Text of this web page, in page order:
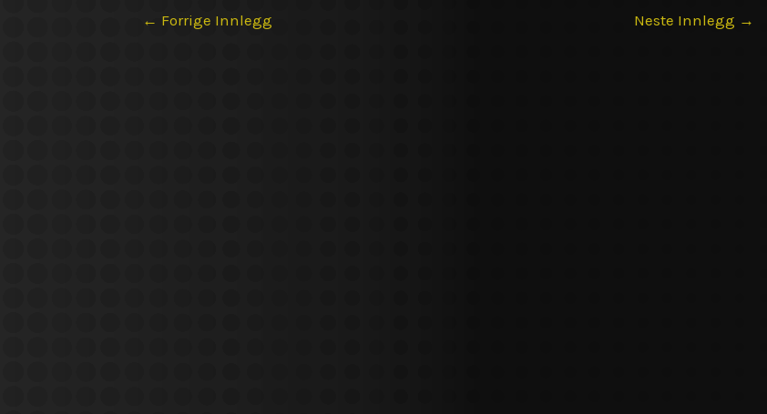
Innleggsnavigasjon
← Forrige Innlegg Neste Innlegg →